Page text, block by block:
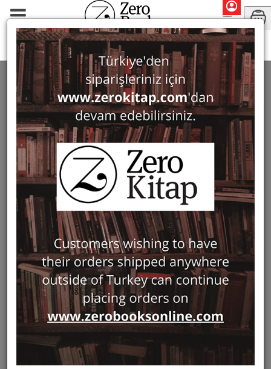
Series Tabula Imperii Byzantini